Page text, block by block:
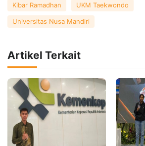
Kibar Ramadhan UKM Taekwondo
Universitas Nusa Mandiri
Artikel Terkait